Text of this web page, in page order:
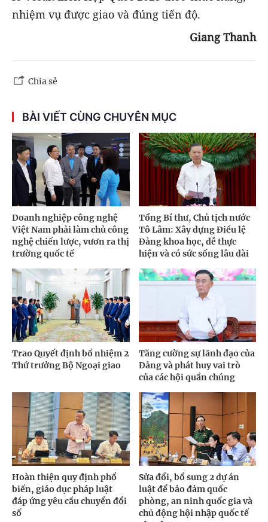
nhiệm vụ được giao và đúng tiến độ.
Giang Thanh
Chia sẻ
BÀI VIẾT CÙNG CHUYÊN MỤC
Doanh nghiệp công nghệ
Việt Nam phải làm chủ công
nghệ chiến lược, vươn ra thị
trường quốc tế
Tổng Bí thư, Chủ tịch nước
Tô Lâm: Xây dựng Điều lệ
Đảng khoa học, dễ thực
hiện và có sức sống lâu dài
Trao Quyết định bổ nhiệm 2
Thứ trưởng Bộ Ngoại giao
Tăng cường sự lãnh đạo của
Đảng và phát huy vai trò
của các hội quần chúng
Hoàn thiện quy định phổ
biến, giáo dục pháp luật
đáp ứng yêu cầu chuyển đổi
số
Sửa đổi, bổ sung 2 dự án
luật để bảo đảm quốc
phòng, an ninh quốc gia và
chủ động hội nhập quốc tế